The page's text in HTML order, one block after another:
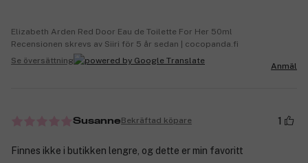
Elizabeth Arden Red Door Eau de Toilette For Her 50ml
Recensionen skrevs av Siiri för 5 år sedan | cocopanda.fi
Se översättning
Anmäl
SusanneBekräftad köpare 1
Finnes ikke i butikken lengre, og dette er min favoritt